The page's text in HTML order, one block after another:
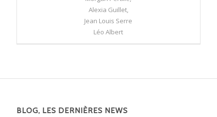
Alexia Guillet,
Jean Louis Serre
Léo Albert
BLOG, LES DERNIÈRES NEWS